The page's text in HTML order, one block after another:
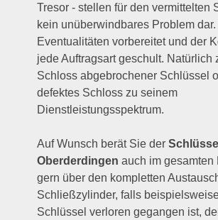
Tresor - stellen für den vermittelten
kein unüberwindbares Problem
Eventualitäten vorbereitet und der
jede Auftragsart geschult. Natürlich
Schloss abgebrochener Schlüssel
defektes Schloss zu seinem
Dienstleistungsspektrum.
Auf Wunsch berät Sie der
Oberderdingen auch im gesamten
gern über den kompletten
Schließzylinder, falls
Schlüssel verloren gegangen ist,